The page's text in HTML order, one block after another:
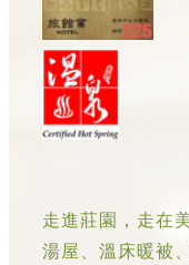
走進莊園，走在
湯屋、溫床暖被